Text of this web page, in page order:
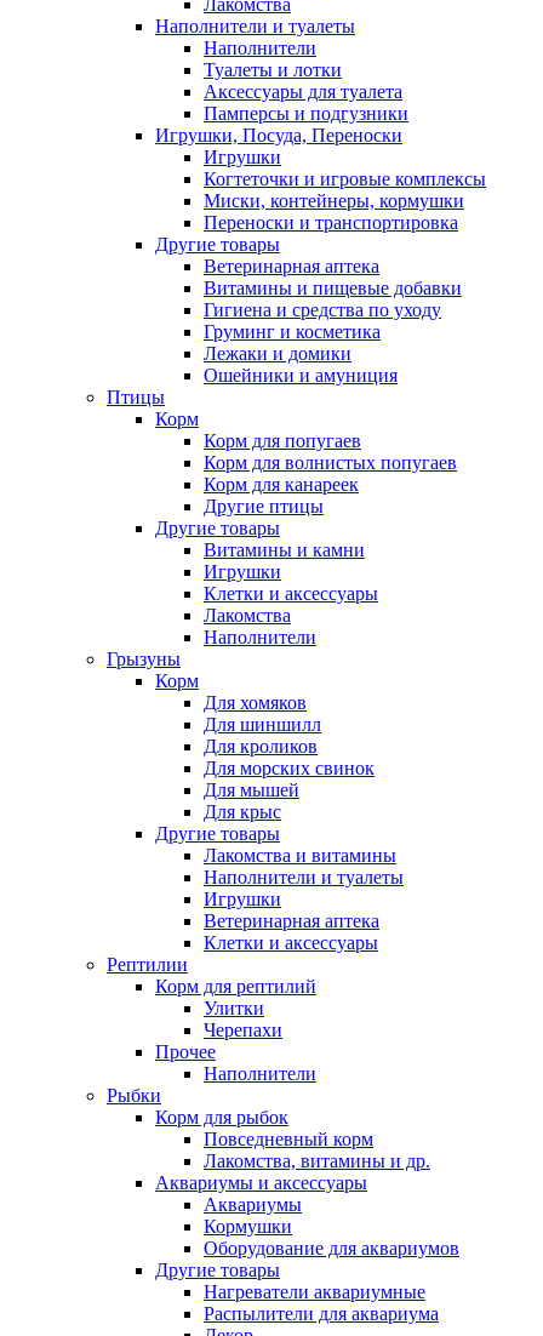
Лакомства
Наполнители и туалеты
Наполнители
Туалеты и лотки
Аксессуары для туалета
Памперсы и подгузники
Игрушки, Посуда, Переноски
Игрушки
Когтеточки и игровые комплексы
Миски, контейнеры, кормушки
Переноски и транспортировка
Другие товары
Ветеринарная аптека
Витамины и пищевые добавки
Гигиена и средства по уходу
Груминг и косметика
Лежаки и домики
Ошейники и амуниция
Птицы
Корм
Корм для попугаев
Корм для волнистых попугаев
Корм для канареек
Другие птицы
Другие товары
Витамины и камни
Игрушки
Клетки и аксессуары
Лакомства
Наполнители
Грызуны
Корм
Для хомяков
Для шиншилл
Для кроликов
Для морских свинок
Для мышей
Для крыс
Другие товары
Лакомства и витамины
Наполнители и туалеты
Игрушки
Ветеринарная аптека
Клетки и аксессуары
Рептилии
Корм для рептилий
Улитки
Черепахи
Прочее
Наполнители
Рыбки
Корм для рыбок
Повседневный корм
Лакомства, витамины и др.
Аквариумы и аксессуары
Аквариумы
Кормушки
Оборудование для аквариумов
Другие товары
Нагреватели аквариумные
Распылители для аквариума